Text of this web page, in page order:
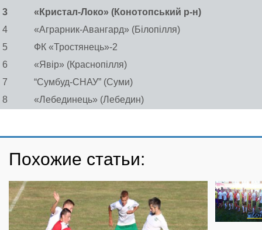
3
«Кристал-Локо» (Конотопський р-н)
4
«Аграрник-Авангард» (Білопілля)
5
ФК «Тростянець»-2
6
«Явір» (Краснопілля)
7
“Сумбуд-СНАУ” (Суми)
8
«Лебединець» (Лебедин)
Похожие статьи: